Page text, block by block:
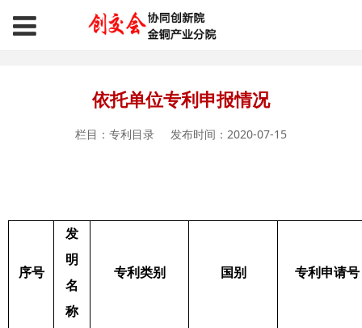
依托单位专利申报情况
栏目：专利目录 发布时间：2020-07-15
序号
发
明
名
称
专利类别 国别 专利申请号